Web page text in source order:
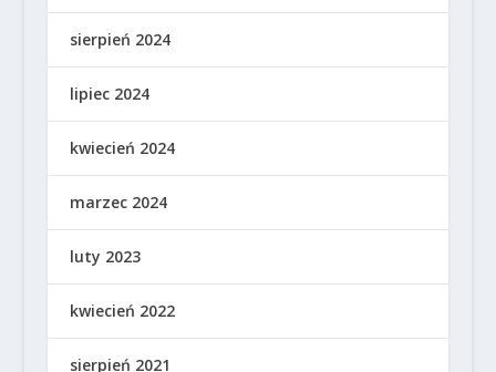
sierpień 2024
lipiec 2024
kwiecień 2024
marzec 2024
luty 2023
kwiecień 2022
sierpień 2021